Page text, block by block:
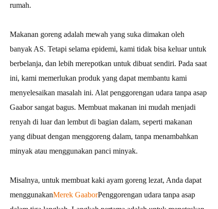
rumah.
Makanan goreng adalah mewah yang suka dimakan oleh
banyak AS. Tetapi selama epidemi, kami tidak bisa keluar untuk
berbelanja, dan lebih merepotkan untuk dibuat sendiri. Pada saat
ini, kami memerlukan produk yang dapat membantu kami
menyelesaikan masalah ini. Alat penggorengan udara tanpa asap
Gaabor sangat bagus. Membuat makanan ini mudah menjadi
renyah di luar dan lembut di bagian dalam, seperti makanan
yang dibuat dengan menggoreng dalam, tanpa menambahkan
minyak atau menggunakan panci minyak.
Misalnya, untuk membuat kaki ayam goreng lezat, Anda dapat
menggunakanMerek GaaborPenggorengan udara tanpa asap